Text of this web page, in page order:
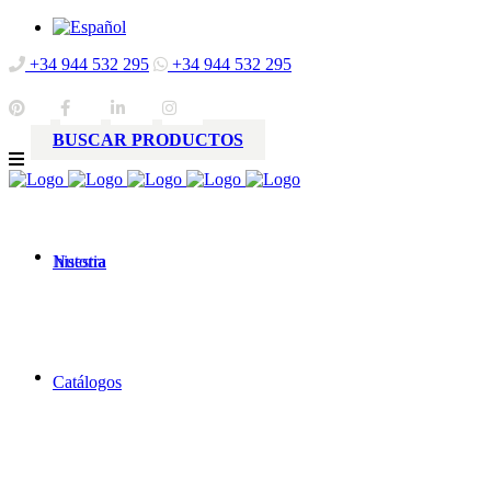
+34 944 532 295 +34 944 532 295
BUSCAR PRODUCTOS
Nuestra
historia
Catálogos